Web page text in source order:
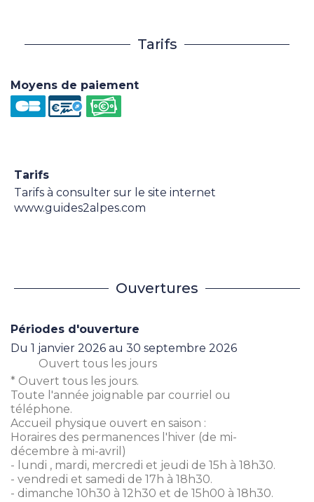
Tarifs
Moyens de paiement
Tarifs
Tarifs à consulter sur le site internet
www.guides2alpes.com
Ouvertures
Périodes d'ouverture
Du 1 janvier 2026 au 30 septembre 2026
Ouvert tous les jours
* Ouvert tous les jours.
Toute l'année joignable par courriel ou
téléphone.
Accueil physique ouvert en saison :
Horaires des permanences l'hiver (de mi-
décembre à mi-avril)
- lundi , mardi, mercredi et jeudi de 15h à 18h30.
- vendredi et samedi de 17h à 18h30.
- dimanche 10h30 à 12h30 et de 15h00 à 18h30.